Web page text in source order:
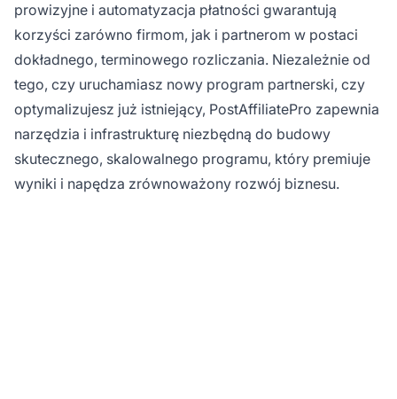
prowizyjne i automatyzacja płatności gwarantują
korzyści zarówno firmom, jak i partnerom w postaci
dokładnego, terminowego rozliczania. Niezależnie od
tego, czy uruchamiasz nowy program partnerski, czy
optymalizujesz już istniejący, PostAffiliatePro zapewnia
narzędzia i infrastrukturę niezbędną do budowy
skutecznego, skalowalnego programu, który premiuje
wyniki i napędza zrównoważony rozwój biznesu.